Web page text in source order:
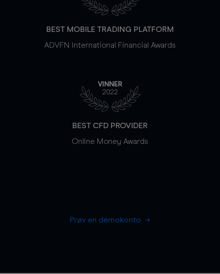
BEST MOBILE TRADING PLATFORM
ADVFN International Financial Awards
VINNER
2022
BEST CFD PROVIDER
Online Money Awards
Prøv en demokonto